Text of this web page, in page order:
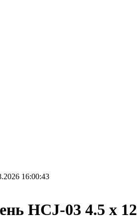
16:00:43
HCJ-03 4.5 x